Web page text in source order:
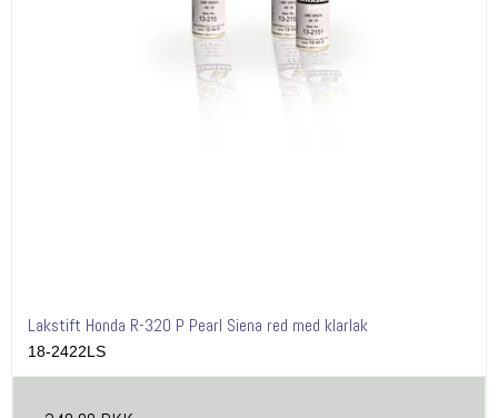
Lakstift Honda R-320 P Pearl Siena red med klarlak
18-2422LS